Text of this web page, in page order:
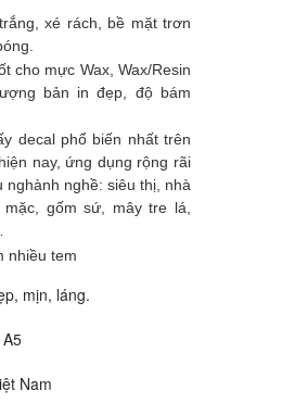
trắng, xé rách, bề mặt trơn
cho mực Wax, Wax/Resin
bản in đẹp, độ bám
decal phổ biến nhất trên
nay, ứng dụng rộng rãi
nghành nghề: siêu thị, nhà
mặc, gốm sứ, mây tre lá,
nhiều tem
mịn, láng.
Nam